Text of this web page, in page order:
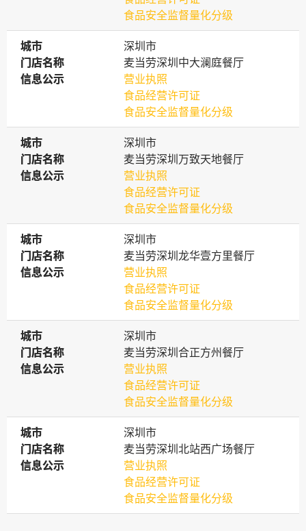
食品安全监督量化分级
城市
城市
深圳市
门店名称
门店名称
麦当劳深圳中大澜庭餐厅
信息公示
信息公示
营业执照
食品经营许可证
食品安全监督量化分级
城市
城市
深圳市
门店名称
门店名称
麦当劳深圳万致天地餐厅
信息公示
信息公示
营业执照
食品经营许可证
食品安全监督量化分级
城市
城市
深圳市
门店名称
门店名称
麦当劳深圳龙华壹方里餐厅
信息公示
信息公示
营业执照
食品经营许可证
食品安全监督量化分级
城市
城市
深圳市
门店名称
门店名称
麦当劳深圳合正方州餐厅
信息公示
信息公示
营业执照
食品经营许可证
食品安全监督量化分级
城市
城市
深圳市
门店名称
门店名称
麦当劳深圳北站西广场餐厅
信息公示
信息公示
营业执照
食品经营许可证
食品安全监督量化分级